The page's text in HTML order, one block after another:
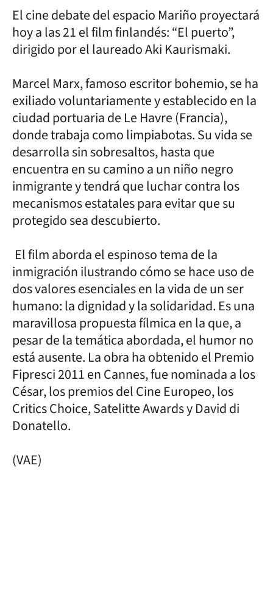
El cine debate del espacio Mariño proyectará
hoy a las 21 el film finlandés: “El puerto”,
dirigido por el laureado Aki Kaurismaki.
Marcel Marx, famoso escritor bohemio, se ha
exiliado voluntariamente y establecido en la
ciudad portuaria de Le Havre (Francia),
donde trabaja como limpiabotas. Su vida se
desarrolla sin sobresaltos, hasta que
encuentra en su camino a un niño negro
inmigrante y tendrá que luchar contra los
mecanismos estatales para evitar que su
protegido sea descubierto.
El film aborda el espinoso tema de la
inmigración ilustrando cómo se hace uso de
dos valores esenciales en la vida de un ser
humano: la dignidad y la solidaridad. Es una
maravillosa propuesta fílmica en la que, a
pesar de la temática abordada, el humor no
está ausente. La obra ha obtenido el Premio
Fipresci 2011 en Cannes, fue nominada a los
César, los premios del Cine Europeo, los
Critics Choice, Satelitte Awards y David di
Donatello.
(VAE)